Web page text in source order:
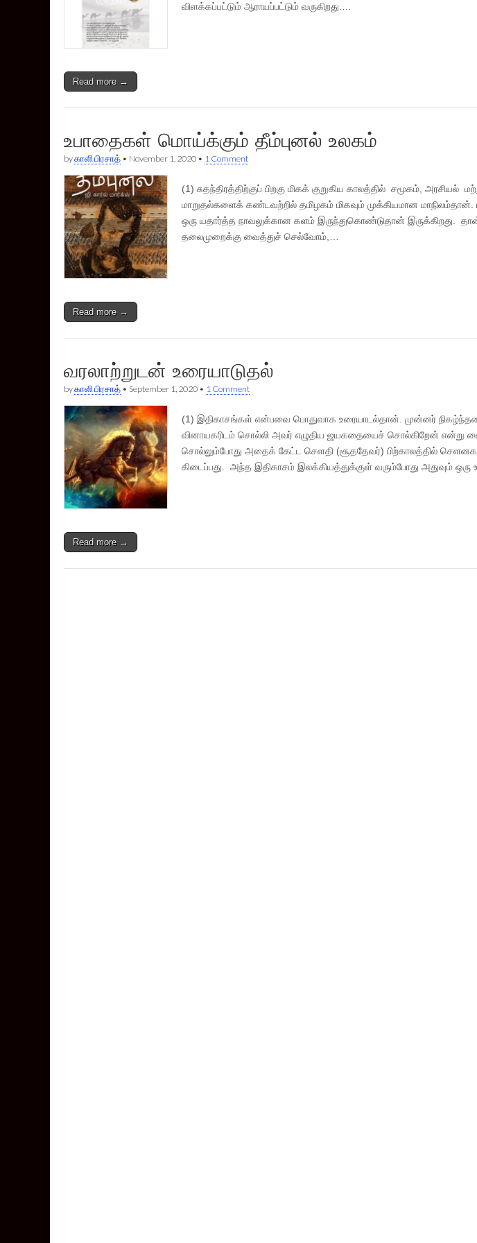
விளக்கப்பட்டும் ஆராயப்பட்டும் வருகிறது.…
Read more →
உபாதைகள் மொய்க்கும் தீம்புனல் உலகம்
byகாளி பிரசாத் • November 1, 2020 • 1 Comment
(1) சுதந்திரத்திற்குப் பிறகு மிகக் குறுகிய காலத்தில் சமூகம்,
மாறுதல்களைக் கண்டவற்றில் தமிழகம் மிகவும் முக்கியமான மாநிலம்தான்.
ஒரு யதார்த்த நாவலுக்கான களம் இருந்துகொண்டுதான் இருக்கிறது.
தலைமுறைக்கு வைத்துச் செல்வோம்,…
Read more →
வரலாற்றுடன் உரையாடுதல்
byகாளி பிரசாத் • September 1, 2020 • 1 Comment
(1) இதிகாசங்கள் என்பவை பொதுவாக உரையாடல்தான். முன்னர்
வினாயகரிடம் சொல்லி அவர் எழுதிய ஜயகதையைச் சொல்கிறேன் என்று
சொல்லும்போது அதைக் கேட்ட செளதி (சூததேவர்) பிற்காலத்தில்
கிடைப்பது. அந்த இதிகாசம் இலக்கியத்துக்குள் வரும்போது அதுவும் ஒரு
Read more →